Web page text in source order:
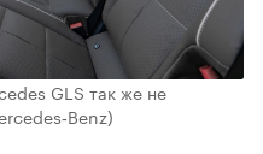
GLS так же не